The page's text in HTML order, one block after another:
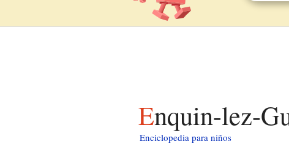
Enquin-lez-
Enciclopedia para niños